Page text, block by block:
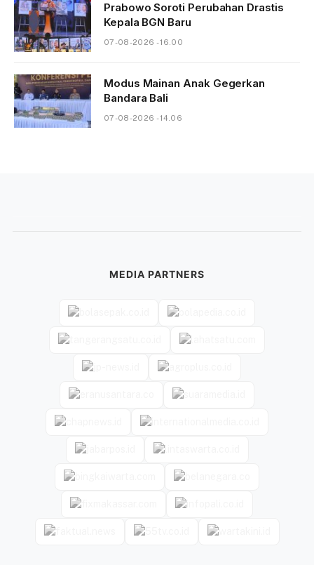
Prabowo Soroti Perubahan Drastis
Kepala BGN Baru
07-08-2026 - 16.00
Modus Mainan Anak Gegerkan
Bandara Bali
07-08-2026 - 14.06
MEDIA PARTNERS